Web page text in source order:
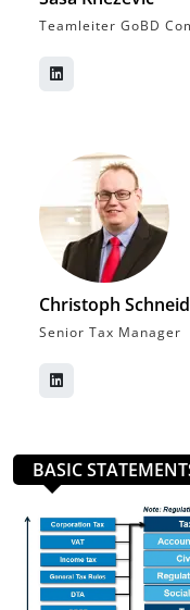
Teamleiter GoBD
Christoph
Senior Tax Manager
BASIC